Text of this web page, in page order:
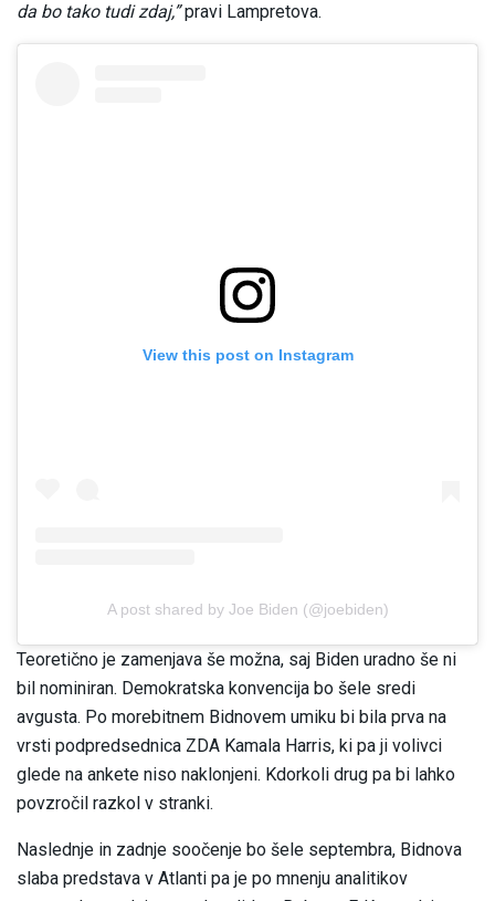
da bo tako tudi zdaj,”pravi Lampretova.
View this post on Instagram
A post shared by Joe Biden (@joebiden)
Teoretično je zamenjava še možna, saj Biden uradno še ni
bil nominiran. Demokratska konvencija bo šele sredi
avgusta. Po morebitnem Bidnovem umiku bi bila prva na
vrsti podpredsednica ZDA Kamala Harris, ki pa ji volivci
glede na ankete niso naklonjeni. Kdorkoli drug pa bi lahko
povzročil razkol v stranki.
Naslednje in zadnje soočenje bo šele septembra, Bidnova
slaba predstava v Atlanti pa je po mnenju analitikov